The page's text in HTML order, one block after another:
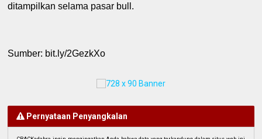
ditampilkan selama pasar bull.
Sumber: bit.ly/2GezkXo
Pernyataan Penyangkalan